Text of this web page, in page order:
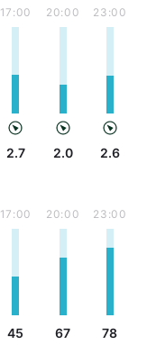
17:00
2.7
20:00
2.0
23:00
2.6
17:00
45
20:00
67
23:00
78